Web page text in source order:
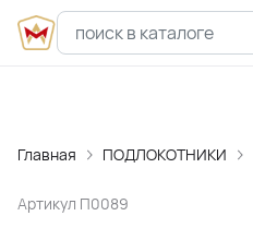
Главная ПОДЛОКОТНИКИ
Артикул П0089